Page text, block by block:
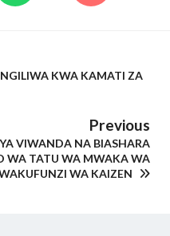
KWA KAMATI ZA
Previous
VIWANDA NA BIASHARA
WA TATU WA MWAKA WA
WA KAIZEN